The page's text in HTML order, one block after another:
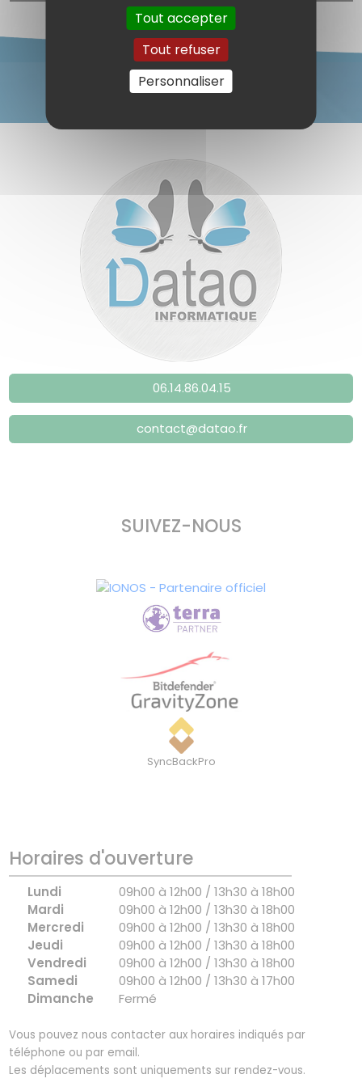
06.14.86.04.15
contact@datao.fr
SUIVEZ-NOUS
SyncBackPro
Horaires d'ouverture
Lundi
09h00 à 12h00 / 13h30 à 18h00
Mardi
09h00 à 12h00 / 13h30 à 18h00
Mercredi
09h00 à 12h00 / 13h30 à 18h00
Jeudi
09h00 à 12h00 / 13h30 à 18h00
Vendredi
09h00 à 12h00 / 13h30 à 18h00
Samedi
09h00 à 12h00 / 13h30 à 17h00
Dimanche
Fermé
Vous pouvez nous contacter aux horaires indiqués par
téléphone ou par email.
Les déplacements sont uniquements sur rendez-vous.
Tout accepter
Tout refuser
Personnaliser